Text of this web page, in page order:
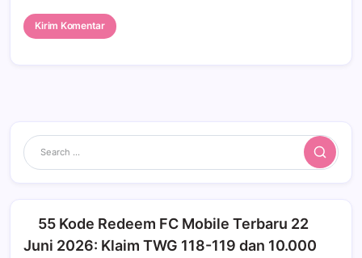
Search
55 Kode Redeem FC Mobile Terbaru 22
Juni 2026: Klaim TWG 118-119 dan 10.000